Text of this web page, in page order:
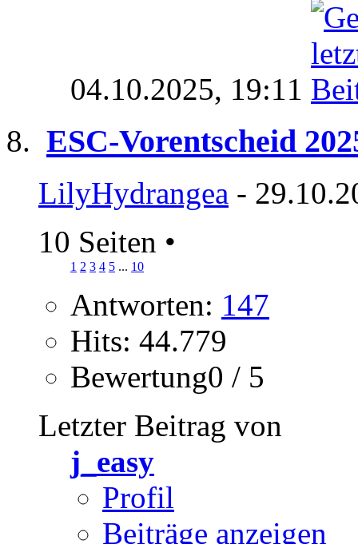
04.10.2025, 19:11
ESC-Vorentscheid
LilyHydrangea -
10 Seiten •
1 2 3 4 5 ... 10
Antworten: 147
Hits: 44.779
Bewertung0 / 5
Letzter Beitrag von
j_easy
Profil
Beiträge anzeigen